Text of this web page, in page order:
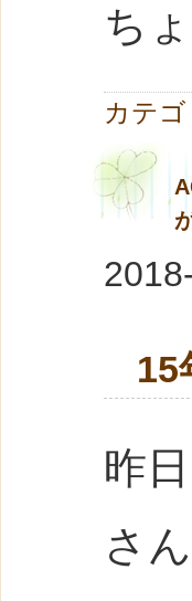
ち
カテゴ
15
昨
さ